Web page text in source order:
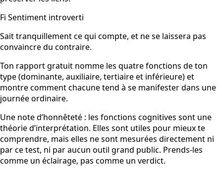
Fi Sentiment introverti
Sait tranquillement ce qui compte, et ne se laissera pas
convaincre du contraire.
Ton rapport gratuit nomme les quatre fonctions de ton
type (dominante, auxiliaire, tertiaire et inférieure) et
montre comment chacune tend à se manifester dans une
journée ordinaire.
Une note d’honnêteté : les fonctions cognitives sont une
théorie d’interprétation. Elles sont utiles pour mieux te
comprendre, mais elles ne sont mesurées directement ni
par ce test, ni par aucun outil grand public. Prends-les
comme un éclairage, pas comme un verdict.